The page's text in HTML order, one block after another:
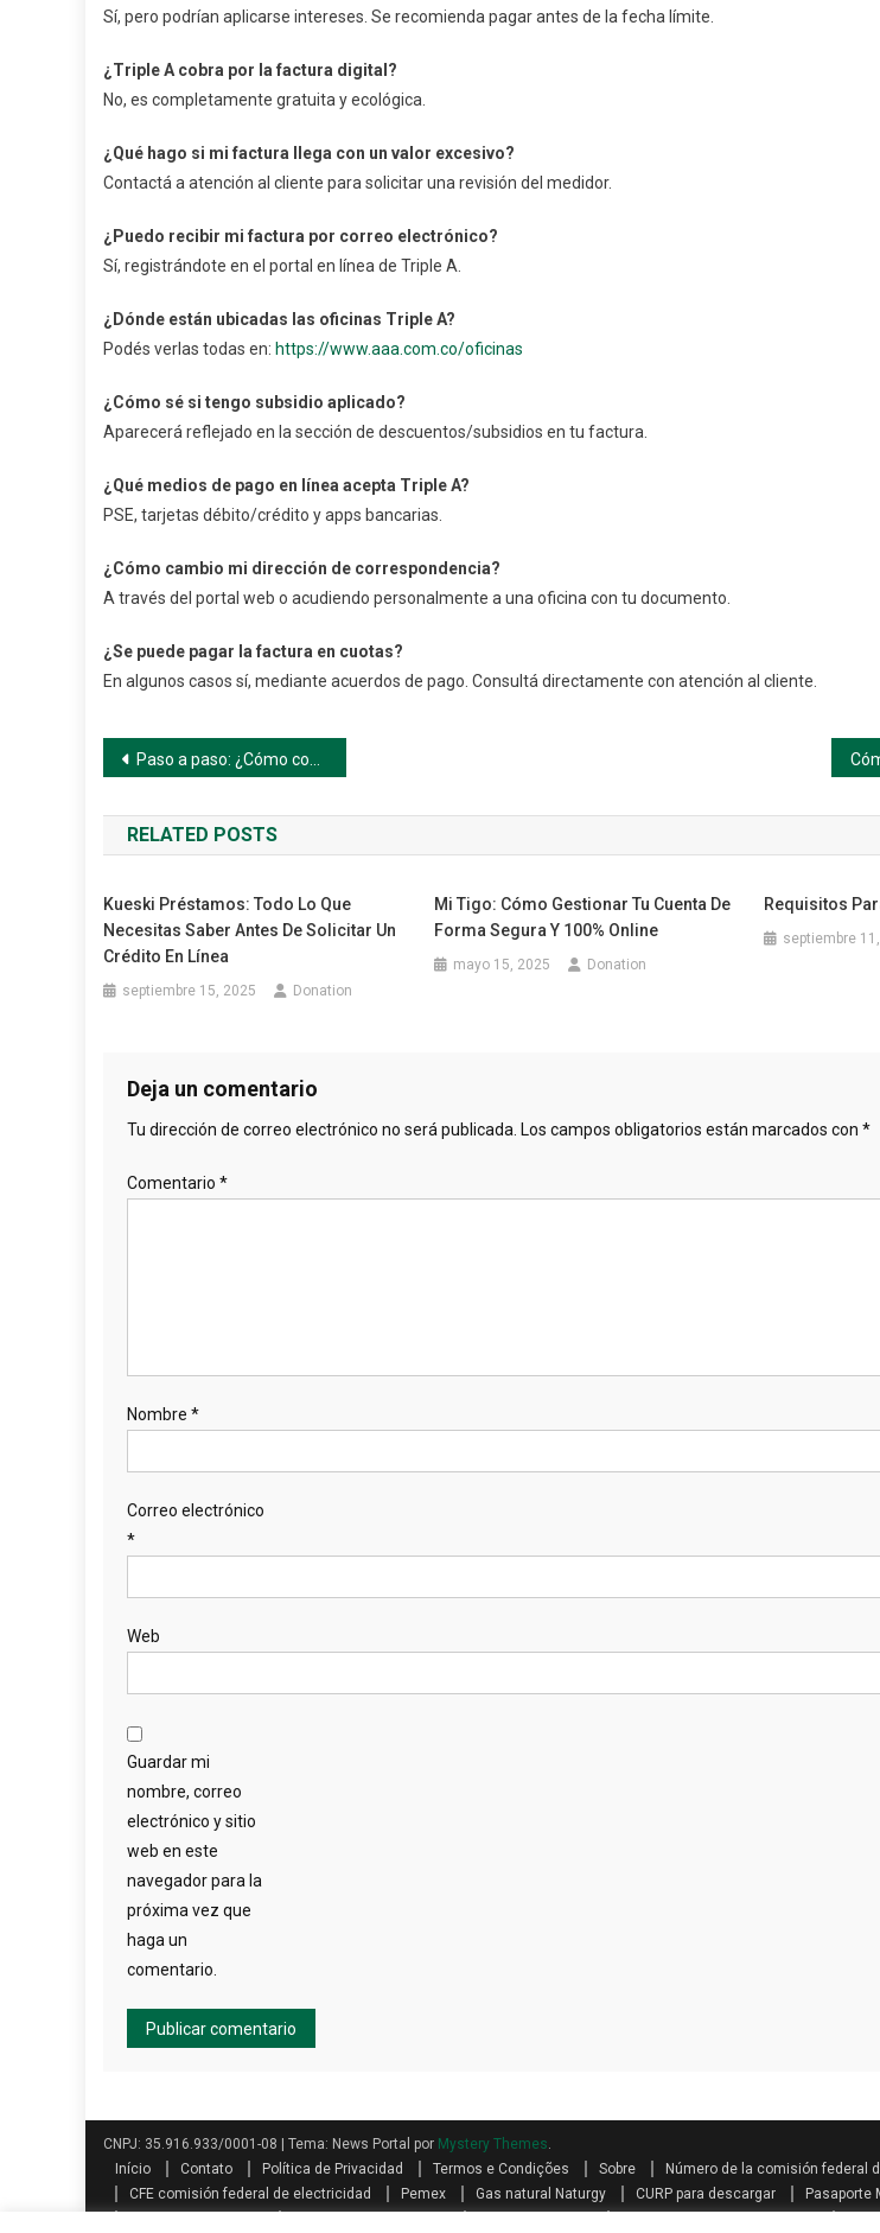
Sí, pero podrían aplicarse intereses. Se recomienda pagar antes de la fecha límite.
¿Triple A cobra por la factura digital?
No, es completamente gratuita y ecológica.
¿Qué hago si mi factura llega con un valor excesivo?
Contactá a atención al cliente para solicitar una revisión del medidor.
¿Puedo recibir mi factura por correo electrónico?
Sí, registrándote en el portal en línea de Triple A.
¿Dónde están ubicadas las oficinas Triple A?
Podés verlas todas en: https://www.aaa.com.co/oficinas
¿Cómo sé si tengo subsidio aplicado?
Aparecerá reflejado en la sección de descuentos/subsidios en tu factura.
¿Qué medios de pago en línea acepta Triple A?
PSE, tarjetas débito/crédito y apps bancarias.
¿Cómo cambio mi dirección de correspondencia?
A través del portal web o acudiendo personalmente a una oficina con tu documento.
¿Se puede pagar la factura en cuotas?
En algunos casos sí, mediante acuerdos de pago. Consultá directamente con atención al cliente.
Navegación
de
entradas
Paso a paso: ¿Cómo consultar tu factura Triple A en línea?
RELATED POSTS
Kueski Préstamos: Todo Lo Que
Necesitas Saber Antes De Solicitar Un
Crédito En Línea
septiembre 15, 2025 Donation
Mi Tigo: Cómo Gestionar Tu Cuenta De
Forma Segura Y 100% Online
mayo 15, 2025 Donation
Requisitos
septiembre
Deja un comentario
Tu dirección de correo electrónico no será publicada. Los campos obligatorios están marcados con *
Comentario *
Nombre *
Correo electrónico
*
Web
Guardar mi
nombre, correo
electrónico y sitio
web en este
navegador para la
próxima vez que
haga un
comentario.
CNPJ: 35.916.933/0001-08 Tema: News Portal por Mystery Themes.
Início
Contato Política de Privacidad Termos e Condições Sobre Número de la comisión federal
CFE comisión federal de electricidad
Pemex Gas natural Naturgy CURP para descargar Pasaporte